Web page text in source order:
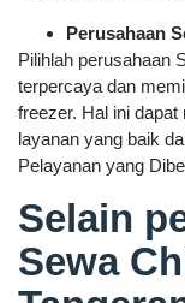
Perusahaan
Pilihlah perusahaan
terpercaya dan
freezer. Hal ini
layanan yang baik
Pelayanan yang
Selain
Sewa